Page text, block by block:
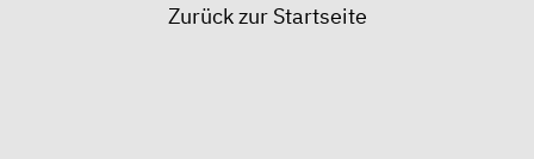
Zurück zur Startseite